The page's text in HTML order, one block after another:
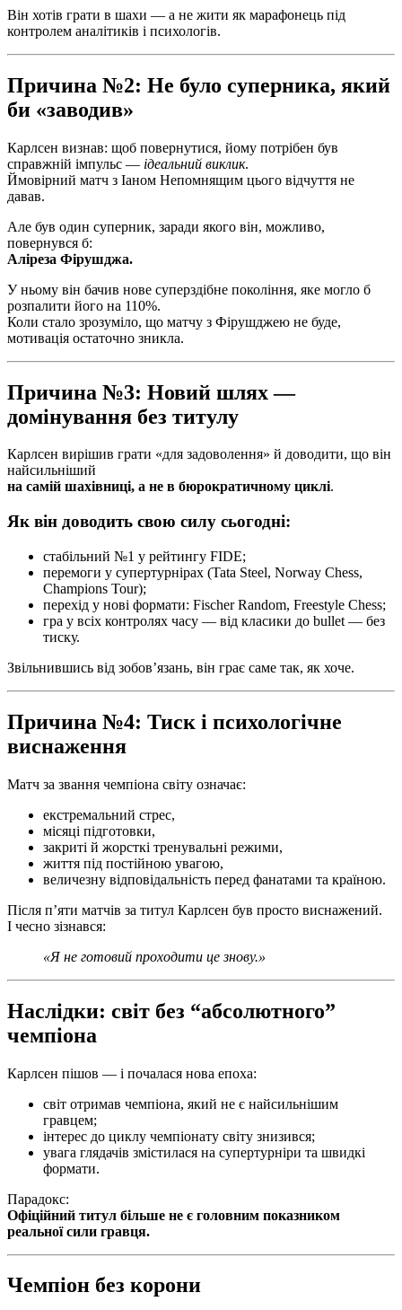
Він хотів грати в шахи — а не жити як марафонець під
контролем аналітиків і психологів.
Причина №2: Не було суперника, який
би «заводив»
Карлсен визнав: щоб повернутися, йому потрібен був
справжній імпульс — ідеальний виклик.
Ймовірний матч з Іаном Непомнящим цього відчуття не
давав.
Але був один суперник, заради якого він, можливо,
повернувся б:
Аліреза Фірушджа.
У ньому він бачив нове суперздібне покоління, яке могло б
розпалити його на 110%.
Коли стало зрозуміло, що матчу з Фірушджею не буде,
мотивація остаточно зникла.
Причина №3: Новий шлях —
домінування без титулу
Карлсен вирішив грати «для задоволення» й доводити, що він
найсильніший
на самій шахівниці, а не в бюрократичному циклі.
Як він доводить свою силу сьогодні:
стабільний №1 у рейтингу FIDE;
перемоги у супертурнірах (Tata Steel, Norway Chess,
Champions Tour);
перехід у нові формати: Fischer Random, Freestyle Chess;
гра у всіх контролях часу — від класики до bullet — без
тиску.
Звільнившись від зобов’язань, він грає саме так, як хоче.
Причина №4: Тиск і психологічне
виснаження
Матч за звання чемпіона світу означає:
екстремальний стрес,
місяці підготовки,
закриті й жорсткі тренувальні режими,
життя під постійною увагою,
величезну відповідальність перед фанатами та країною.
Після п’яти матчів за титул Карлсен був просто виснажений.
І чесно зізнався:
«Я не готовий проходити це знову.»
Наслідки: світ без “абсолютного”
чемпіона
Карлсен пішов — і почалася нова епоха:
світ отримав чемпіона, який не є найсильнішим
гравцем;
інтерес до циклу чемпіонату світу знизився;
увага глядачів змістилася на супертурніри та швидкі
формати.
Парадокс:
Офіційний титул більше не є головним показником
реальної сили гравця.
Чемпіон без корони